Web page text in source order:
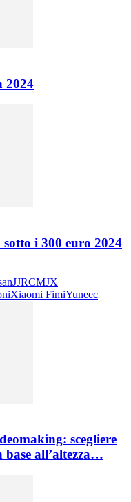
2024
i 300 euro 2024
JJRCMJX
Xiaomi FimiYuneec
scegliere
base all’altezza…